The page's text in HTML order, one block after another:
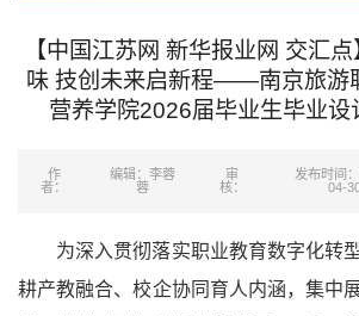
【中国江苏网 新华报业网 交汇
味 技创未来启新程——南京旅游
营养学院2026届毕业生毕业设
作
者：
编辑：李蓉
蓉
审
核：
发布时间
04-
为深入贯彻落实职业教育数字化转
耕产教融合、校企协同育人内涵，集中